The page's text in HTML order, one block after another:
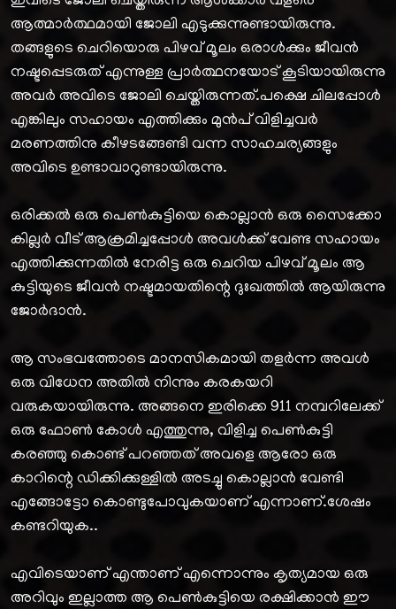
ആത്മാർത്ഥമായി ജോലി എടുക്കുന്നുണ്ടായിരുന്നു.
തങ്ങളുടെ ചെറിയൊരു പിഴവ് മൂലം ഒരാൾക്കും ജീവൻ
നഷ്ടപ്പെടരുത് എന്നുള്ള പ്രാർത്ഥനയോട് കൂടിയായിരുന്നു
അവർ അവിടെ ജോലി ചെയ്തിരുന്നത്.പക്ഷെ ചിലപ്പോൾ
എങ്കിലും സഹായം എത്തിക്കും മുൻപ് വിളിച്ചവർ
മരണത്തിനു കീഴടങ്ങേണ്ടി വന്ന സാഹചര്യങ്ങളും
അവിടെ ഉണ്ടാവാറുണ്ടായിരുന്നു.
ഒരിക്കൽ ഒരു പെൺകുട്ടിയെ കൊല്ലാൻ ഒരു സൈക്കോ
കില്ലർ വീട് ആക്രമിച്ചപ്പോൾ അവൾക്ക് വേണ്ട സഹായം
എത്തിക്കുന്നതിൽ നേരിട്ട ഒരു ചെറിയ പിഴവ് മൂലം ആ
കുട്ടിയുടെ ജീവൻ നഷ്ടമായതിന്റെ ദുഃഖത്തിൽ ആയിരുന്നു
ജോർദാൻ.
ആ സംഭവത്തോടെ മാനസികമായി തളർന്ന അവൾ
ഒരു വിധേന അതിൽ നിന്നും കരകയറി
വരുകയായിരുന്നു. അങ്ങനെ ഇരിക്കെ 911 നമ്പറിലേക്ക്
ഒരു ഫോൺ കോൾ എത്തുന്നു, വിളിച്ച പെൺകുട്ടി
കരഞ്ഞു കൊണ്ട് പറഞ്ഞത് അവളെ ആരോ ഒരു
കാറിന്റെ ഡിക്കിക്കുള്ളിൽ അടച്ചു കൊല്ലാൻ വേണ്ടി
എങ്ങോട്ടോ കൊണ്ടുപോവുകയാണ് എന്നാണ്.ശേഷം
കണ്ടറിയുക..
എവിടെയാണ് എന്താണ് എന്നൊന്നും കൃത്യമായ ഒരു
അറിവും ഇല്ലാത്ത ആ പെൺകുട്ടിയെ രക്ഷിക്കാൻ ഈ